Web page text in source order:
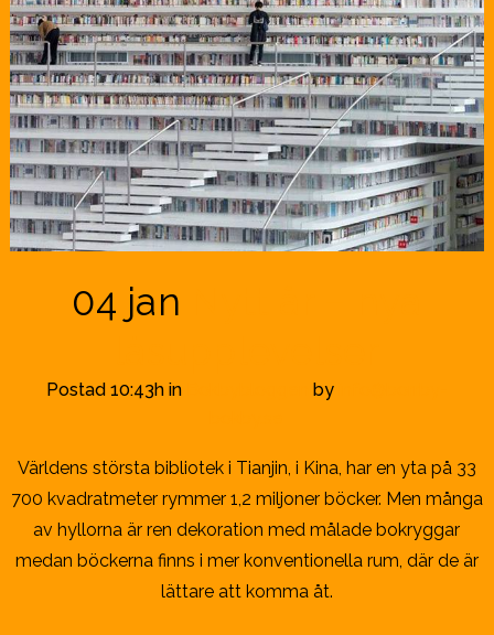
04 jan
Postad 10:43hin by
Världens största bibliotek i Tianjin, i Kina, har en yta på 33
700 kvadratmeter rymmer 1,2 miljoner böcker. Men många
av hyllorna är ren dekoration med målade bokryggar
medan böckerna finns i mer konventionella rum, där de är
lättare att komma åt.